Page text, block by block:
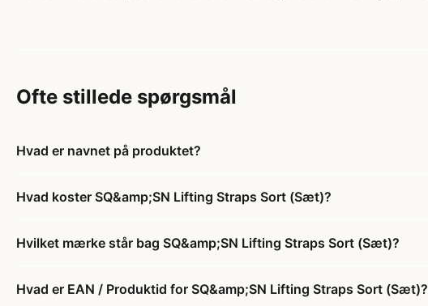
Ofte stillede spørgsmål
Hvad er navnet på produktet?
Hvad koster SQ&amp;SN Lifting Straps Sort (Sæt)?
Hvilket mærke står bag SQ&amp;SN Lifting Straps Sort (Sæt)?
Hvad er EAN / Produktid for SQ&amp;SN Lifting Straps Sort (Sæt)?